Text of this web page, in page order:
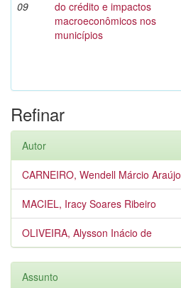
09
do crédito e impactos
macroeconômicos nos
municípios
Refinar
Autor
CARNEIRO, Wendell Márcio Araújo
MACIEL, Iracy Soares Ribeiro
OLIVEIRA, Alysson Inácio de
Assunto